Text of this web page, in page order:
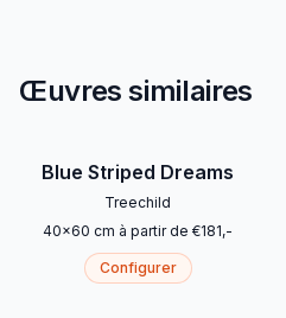
Œuvres similaires
Blue Striped Dreams
Treechild
40x60 cm à partir de €181,-
Configurer